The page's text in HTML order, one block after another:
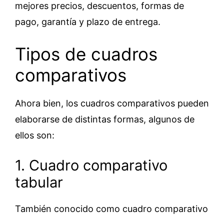
mejores precios, descuentos, formas de
pago, garantía y plazo de entrega.
Tipos de cuadros
comparativos
Ahora bien, los cuadros comparativos pueden
elaborarse de distintas formas, algunos de
ellos son:
1. Cuadro comparativo
tabular
También conocido como cuadro comparativo